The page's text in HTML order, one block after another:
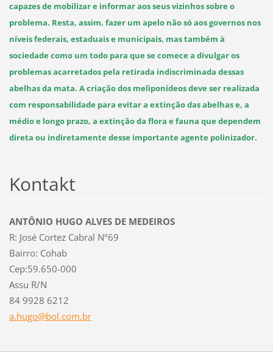
capazes de mobilizar e informar aos seus vizinhos sobre o
problema. Resta, assim, fazer um apelo não só aos governos nos
níveis federais, estaduais e municipais, mas também à
sociedade como um todo para que se comece a divulgar os
problemas acarretados pela retirada indiscriminada dessas
abelhas da mata. A criação dos meliponídeos deve ser realizada
com responsabilidade para evitar a extinção das abelhas e, a
médio e longo prazo, a extinção da flora e fauna que dependem
direta ou indiretamente desse importante agente polinizador.
Kontakt
ANTÔNIO HUGO ALVES DE MEDEIROS
R: José Cortez Cabral Nº69
Bairro: Cohab
Cep:59.650-000
Assu R/N
84 9928 6212
a.hugo@bol.com.br